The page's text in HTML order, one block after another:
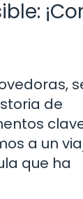
de
a un
que ha